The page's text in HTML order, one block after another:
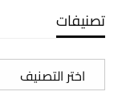
تصنيفات
تصنيفات